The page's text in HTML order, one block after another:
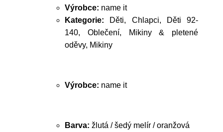
Výrobce: name it
Kategorie: Děti, Chlapci, Děti 92-
140, Oblečení, Mikiny & pletené
oděvy, Mikiny
Výrobce: name it
Barva: žlutá / šedý melír / oranžová